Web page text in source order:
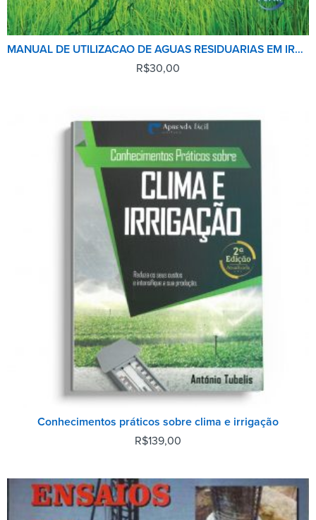
MANUAL DE UTILIZACAO DE AGUAS RESIDUARIAS EM IRRIGACAO
R$30,00
Conhecimentos práticos sobre clima e irrigação
R$139,00